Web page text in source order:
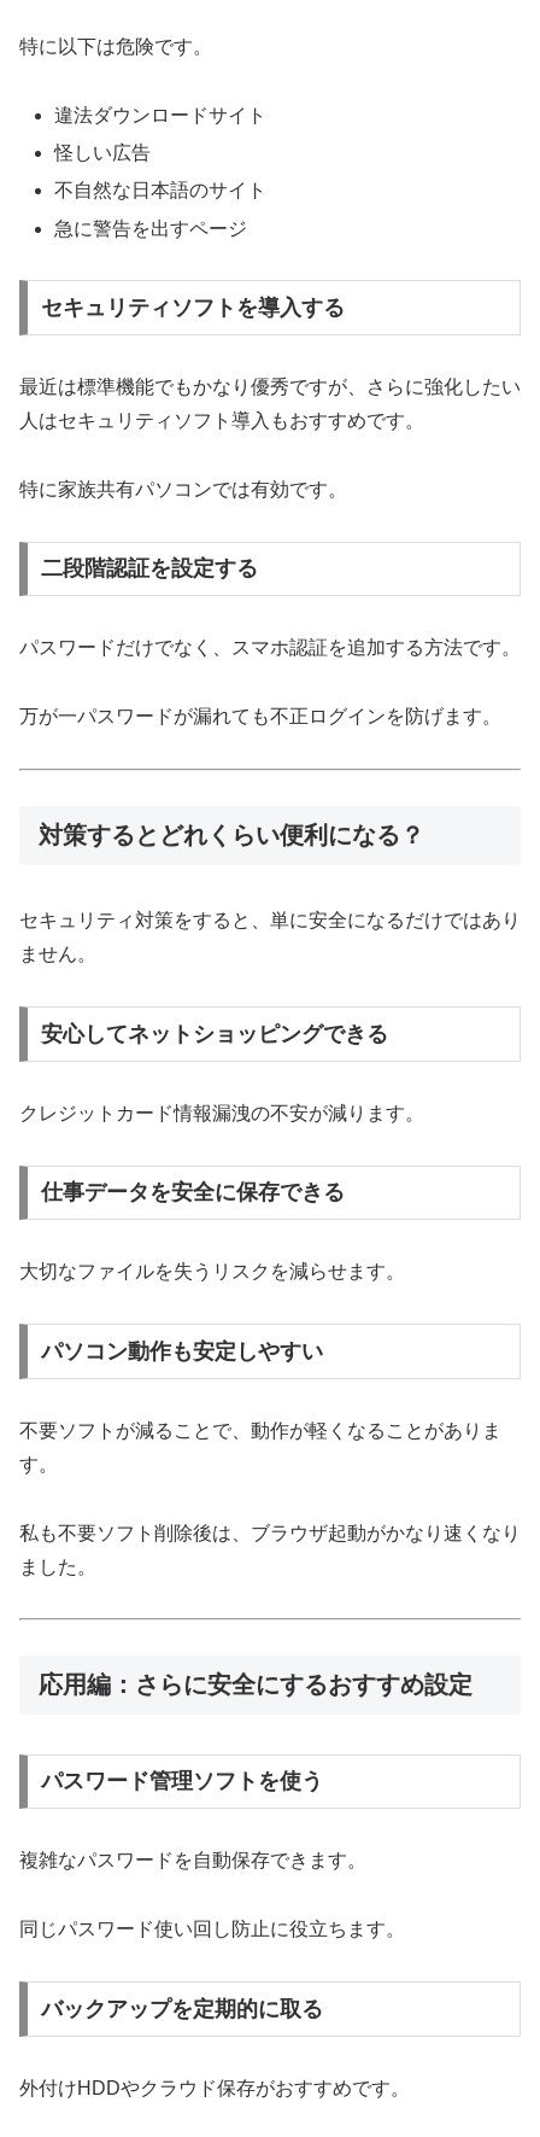
特に以下は危険です。
違法ダウンロードサイト
怪しい広告
不自然な日本語のサイト
急に警告を出すページ
セキュリティソフトを導入する
最近は標準機能でもかなり優秀ですが、さらに強化したい
人はセキュリティソフト導入もおすすめです。
特に家族共有パソコンでは有効です。
二段階認証を設定する
パスワードだけでなく、スマホ認証を追加する方法です。
万が一パスワードが漏れても不正ログインを防げます。
対策するとどれくらい便利になる？
セキュリティ対策をすると、単に安全になるだけではあり
ません。
安心してネットショッピングできる
クレジットカード情報漏洩の不安が減ります。
仕事データを安全に保存できる
大切なファイルを失うリスクを減らせます。
パソコン動作も安定しやすい
不要ソフトが減ることで、動作が軽くなることがありま
す。
私も不要ソフト削除後は、ブラウザ起動がかなり速くなり
ました。
応用編：さらに安全にするおすすめ設定
パスワード管理ソフトを使う
複雑なパスワードを自動保存できます。
同じパスワード使い回し防止に役立ちます。
バックアップを定期的に取る
外付けHDDやクラウド保存がおすすめです。